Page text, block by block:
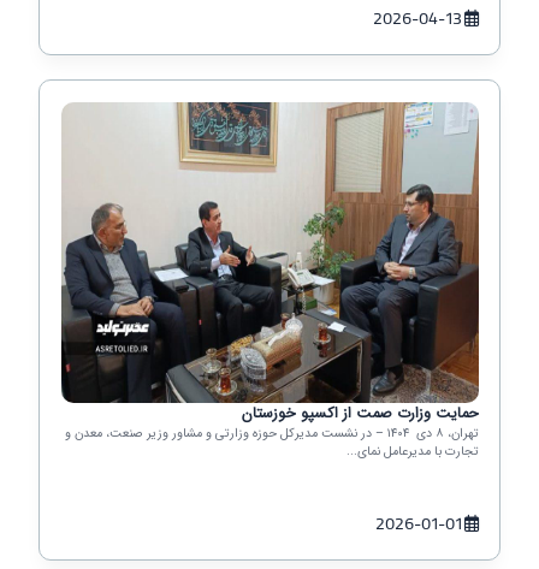
حمایت وزارت صمت از اکسپو خوزستان
تهران، ۸ دی ۱۴۰۴ – در نشست مدیرکل حوزه وزارتی و مشاور وزیر صنعت، معدن و
تجارت با مدیرعامل نمای...